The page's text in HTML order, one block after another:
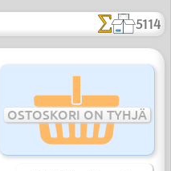
5114
OSTOSKORI ON TYHJÄ